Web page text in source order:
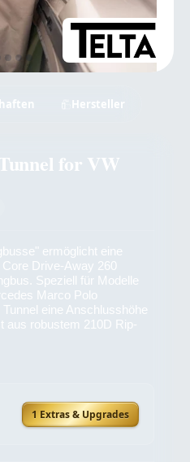
Hersteller
for VW
ermöglicht eine
Drive-Away 260
Speziell für Modelle
Marco Polo
eine Anschlusshöhe
aus robustem 210D Rip-
1 Extras & Upgrades